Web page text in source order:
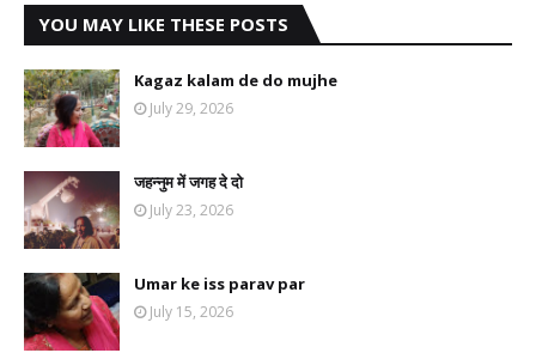
YOU MAY LIKE THESE POSTS
Kagaz kalam de do mujhe
July 29, 2026
जहन्नुम में जगह दे दो
July 23, 2026
Umar ke iss parav par
July 15, 2026